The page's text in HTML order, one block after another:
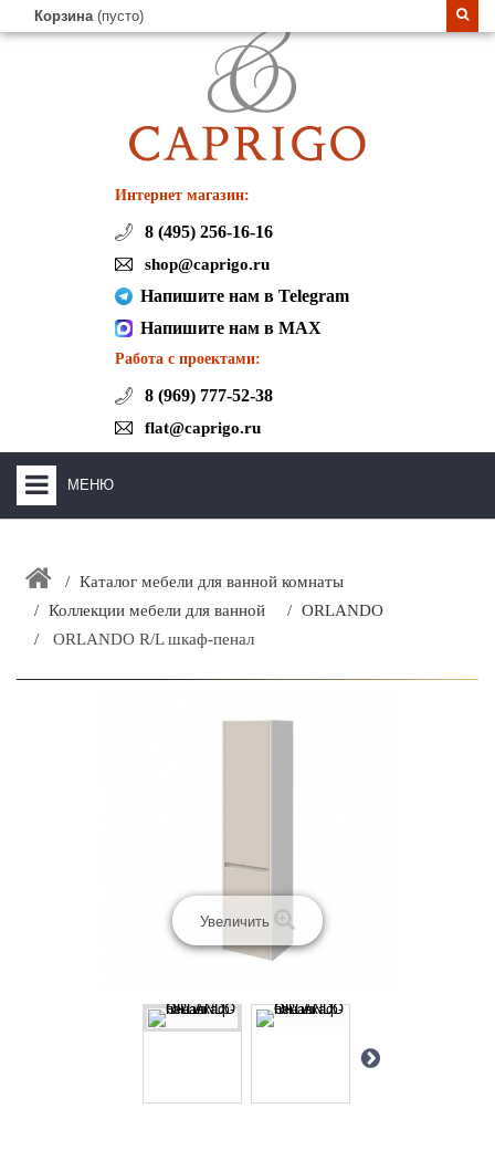
Корзина (пусто)
Интернет магазин:
8 (495) 256-16-16
shop@caprigo.ru
Напишите нам в Telegram
Напишите нам в MAX
Работа с проектами:
8 (969) 777-52-38
flat@caprigo.ru
МЕНЮ
ЗАКАЗАТЬ РАСЧЕТ КУХНИ CAPRIGO
+
Каталог мебели для ванной комнаты
Коллекции мебели для ванной
ORLANDO
ORLANDO R/L шкаф-пенал
Увеличить